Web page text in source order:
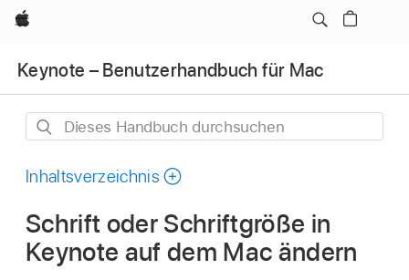
Apple
Keynote – Benutzerhandbuch für Mac
Dieses
durchsuchen
Inhaltsverzeichnis
Schrift oder Schriftgröße in
Keynote auf dem Mac ändern